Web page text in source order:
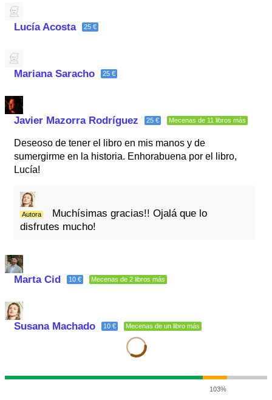
Lucía Acosta 25 €
Mariana Saracho 25 €
Javier Mazorra Rodríguez 25 € Mecenas de 11 libros más
Deseoso de tener el libro en mis manos y de
sumergirme en la historia. Enhorabuena por el libro,
Lucía!
Autora
Muchísimas gracias!! Ojalá que lo
disfrutes mucho!
Marta Cid 10 € Mecenas de 2 libros más
Susana Machado 10 € Mecenas de un libro más
103%